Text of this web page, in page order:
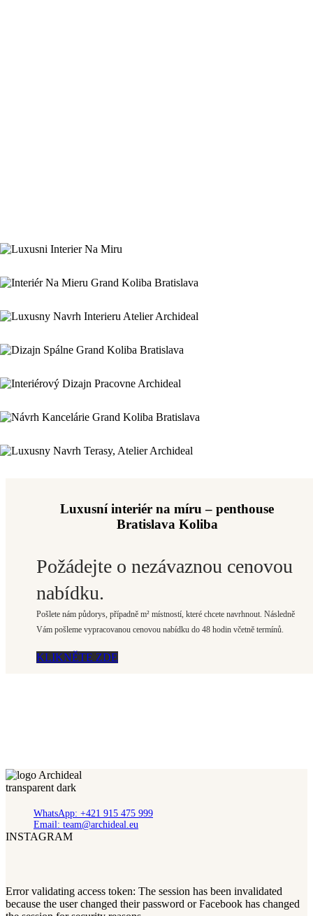
Luxusní interiér na míru – penthouse
Bratislava Koliba
Požádejte o nezávaznou cenovou
nabídku.
Pošlete nám půdorys, případně m² místností, které chcete navrhnout. Následně
Vám pošleme vypracovanou cenovou nabídku do 48 hodin včetně termínů.
KLIKNĚTE ZDE
WhatsApp: +421 915 475 999
Email: team@archideal.eu
INSTAGRAM
Error validating access token: The session has been invalidated
because the user changed their password or Facebook has changed